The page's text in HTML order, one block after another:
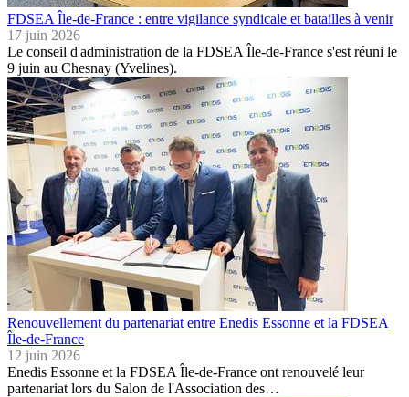
FDSEA Île-de-France : entre vigilance syndicale et batailles à venir
17 juin 2026
Le conseil d'administration de la FDSEA Île-de-France s'est réuni le
9 juin au Chesnay (Yvelines).
Renouvellement du partenariat entre Enedis Essonne et la FDSEA
Île-de-France
12 juin 2026
Enedis Essonne et la FDSEA Île-de-France ont renouvelé leur
partenariat lors du Salon de l'Association des…